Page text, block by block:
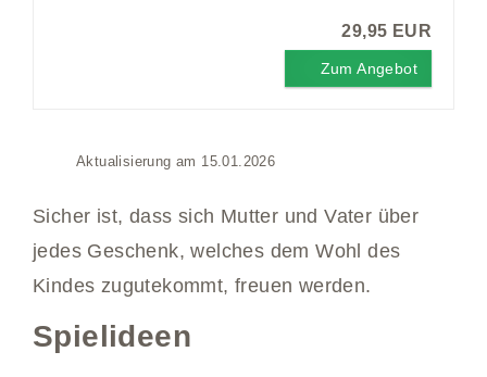
29,95 EUR
Zum Angebot
Aktualisierung am 15.01.2026
Sicher ist, dass sich Mutter und Vater über
jedes Geschenk, welches dem Wohl des
Kindes zugutekommt, freuen werden.
Spielideen